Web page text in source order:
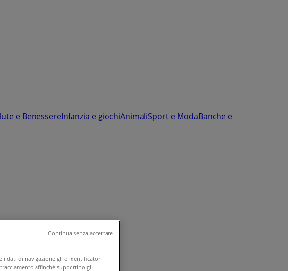
e BenessereInfanzia e giochiAnimaliSport e ModaBanche e
i dati di navigazione gli o identificatori
affinché supportino gli
Continua senza accettare